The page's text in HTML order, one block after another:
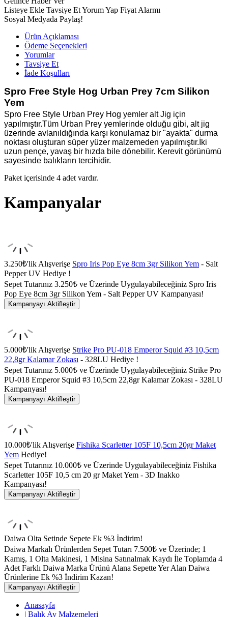
Listeye Ekle Tavsiye EtYorum Yap Fiyat Alarmı
Sosyal Medyada Paylaş!
Ürün Açıklaması
Ödeme Seçenekleri
Yorumlar
Tavsiye Et
İade Koşulları
Spro Free Style Hog Urban Prey 7cm Silikon
Yem
Spro Free Style Urban Prey Hog yemler alt Jig için
yapılmıştır.Tüm Urban Prey yemlerinde olduğu gibi, alt jig
üzerinde avlanıldığında karşı konulamaz bir "ayakta" durma
noktası oluşturan süper yüzer malzemeden yapılmıştır.İki
uzun pençe, yavaş bir hızda bile dönebilir. Kerevit görünümü
sayesinde balıkların tercihidir.
Paket içerisinde 4 adet vardır.
Kampanyalar
3.250₺'lik Alışverişe Spro Iris Pop Eye 8cm 3gr Silikon Yem - Salt
Pepper UV Hediye !
Sepet Tutarınız 3.250₺ ve Üzerinde Uygulayabileceğiniz Spro Iris
Pop Eye 8cm 3gr Silikon Yem - Salt Pepper UV Kampanyası!
Kampanyayı Aktifleştir
5.000₺'lik Alışverişe Strike Pro PU-018 Emperor Squid #3 10,5cm
22,8gr Kalamar Zokası - 328LU Hediye !
Sepet Tutarınız 5.000₺ ve Üzerinde Uygulayabileceğiniz Strike Pro
PU-018 Emperor Squid #3 10,5cm 22,8gr Kalamar Zokası - 328LU
Kampanyası!
Kampanyayı Aktifleştir
10.000₺'lik Alışverişe Fishika Scarletter 105F 10,5cm 20gr Maket
Yem Hediye!
Sepet Tutarınız 10.000₺ ve Üzerinde Uygulayabileceğiniz Fishika
Scarletter 105F 10,5 cm 20 gr Maket Yem - 3D Inakko
Kampanyası!
Kampanyayı Aktifleştir
Daiwa Olta Setinde Sepete Ek %3 İndirim!
Daiwa Markalı Ürünlerden Sepet Tutarı 7.500₺ ve Üzerinde; 1
Kamış, 1 Olta Makinesi, 1 Misina Satınalmak Kaydı İle Toplamda 4
Adet Farklı Daiwa Marka Ürünü Alana Sepette Yer Alan Daiwa
Ürünlerine Ek %3 İndirim Kazan!
Kampanyayı Aktifleştir
Anasayfa
| Balık Av Malzemeleri